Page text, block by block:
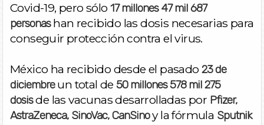
Covid-19, pero sólo 17 millones 47 mil 687
personashan recibido las dosis necesarias para
conseguir protección contra el virus.
México ha recibido desde el pasado 23 de
diciembreun total de 50 millones 578 mil 275
dosisde las vacunas desarrolladas por Pfizer,
AstraZeneca, SinoVac, CanSinoy la fórmula Sputnik